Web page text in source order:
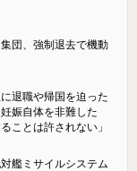
団、強制退去で機動
退職や帰国を迫った
娠自体を非難した
ことは許されない」
艦ミサイルシステム